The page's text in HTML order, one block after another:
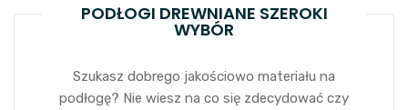
PODŁOGI DREWNIANE SZEROKI
WYBÓR
Szukasz dobrego jakościowo materiału na
podłogę? Nie wiesz na co się zdecydować czy